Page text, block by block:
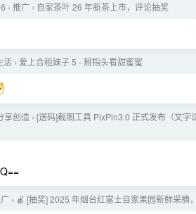
› 推广 › 自家茶叶 26 年新茶上市，评论抽奖
活 › 爱上合租妹子 5 - 掰指头看甜蜜蜜
享创造 › [送码]截图工具 PixPin3.0 正式发布（文
› 🍎 [抽奖] 2025 年烟台红富士自家果园新鲜采摘